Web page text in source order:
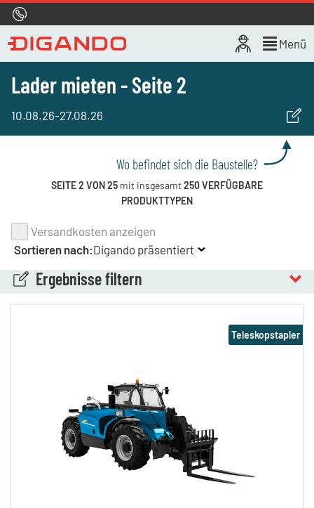
Menü
Lader mieten - Seite 2
10.08.26-27.08.26
Wo befindet sich die Baustelle?
SEITE 2 VON 25mit insgesamt250 VERFÜGBARE
PRODUKTTYPEN
Ergebnisse filtern
Versandkosten anzeigen
Sortieren nach:Digando präsentiert
Teleskopstapler